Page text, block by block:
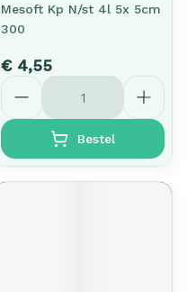
Mesoft Kp N/st 4l 5x 5cm
300
€ 4,55
Aantal
Bestel